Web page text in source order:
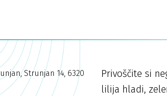
Strunjan 14, 6320
Privoščite si
lilija hladi,